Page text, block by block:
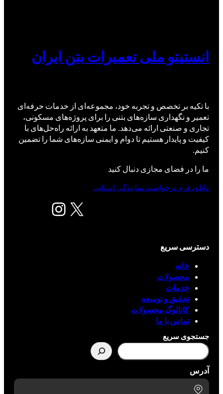
انستیتو ملی تعمیرات بتن ایران
با تکیه بر تخصص و تجربه خود، مجموعه‌ای از خدمات حرفه‌ای
تعمیر و نگهداری سازه‌های بتنی را برای پروژه‌های مسکونی،
تجاری و صنعتی ارائه می‌دهد. ما متعهد به ارائه راه‌حل‌های با
کیفیت و پایدار هستیم تا دوام و ایمنی سازه‌های شما را تضمین
کنیم.
ما را در فضای مجازی دنبال کنید
X اینستاگرم
دانلود فرم درخواست نمایندگی استانی
دسترسی سریع
خانه
محصولات
خدمات
تحقیق و توسعه
کاتالوگ محصولات
تماس با ما
جستجوی سریع
آدرس